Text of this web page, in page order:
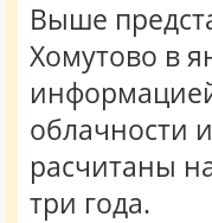
Выше
Хомутово в
облачности
расчитаны
три года.